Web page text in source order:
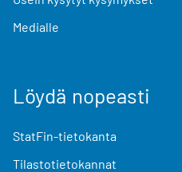
Medialle
Löydä nopeasti
StatFin-tietokanta
Tilastotietokannat